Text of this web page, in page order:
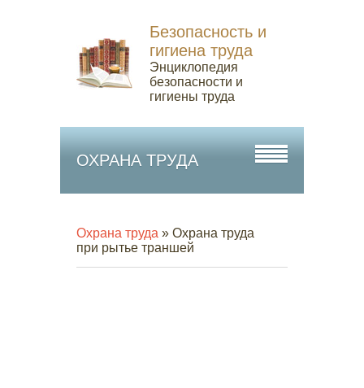
Безопасность и
гигиена труда
Энциклопедия
безопасности и
гигиены труда
ОХРАНА ТРУДА
Охрана труда » Охрана труда
при рытье траншей